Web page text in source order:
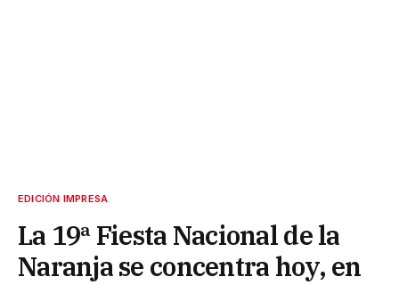
EDICIÓN IMPRESA
La 19ª Fiesta Nacional de la
Naranja se concentra hoy, en